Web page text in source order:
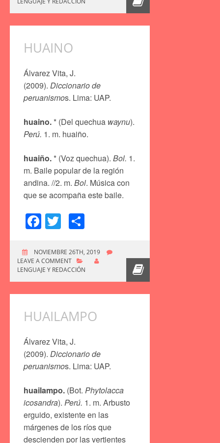
HUAINO
Álvarez Vita, J.
(2009). Diccionario de
peruanismos. Lima: UAP.
huaino. * (Del quechua waynu).
Perú. 1. m. huaiño.
huaiño. * (Voz quechua). Bol. 1.
m. Baile popular de la región
andina. //2. m. Bol. Música con
que se acompaña este baile.
Facebook
Twitter
NOVIEMBRE 26TH, 2019
LEAVE A COMMENT
LENGUAJE Y REDACCIÓN
HUAILAMPO
Álvarez Vita, J.
(2009). Diccionario de
peruanismos. Lima: UAP.
huailampo. (Bot. Phytolacca
icosandra). Perú. 1. m. Arbusto
erguido, existente en las
márgenes de los ríos que
descienden por las vertientes